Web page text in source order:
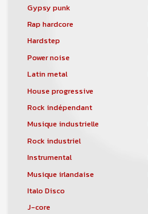
Gypsy punk
Rap hardcore
Hardstep
Power noise
Latin metal
House progressive
Rock indépendant
Musique industrielle
Rock industriel
Instrumental
Musique irlandaise
Italo Disco
J-core